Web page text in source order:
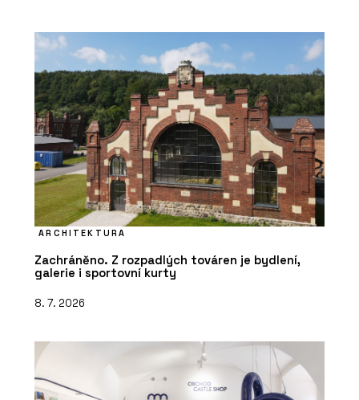
ARCHITEKTURA
Zachráněno. Z rozpadlých továren je bydlení,
galerie i sportovní kurty
8. 7. 2026